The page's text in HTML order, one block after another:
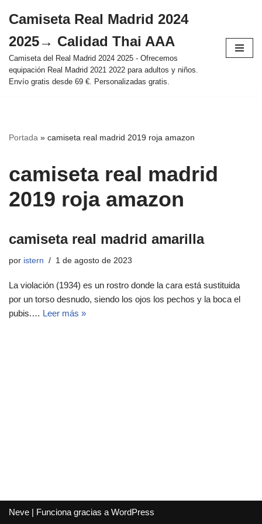
al
contenido
Camiseta Real Madrid 2024
2025→ Calidad Thai AAA
Camiseta del Real Madrid 2024 2025 - Ofrecemos
equipación Real Madrid 2021 2022 para adultos y niños.
Envío gratis desde 69 €. Personalizadas gratis.
Portada » camiseta real madrid 2019 roja amazon
camiseta real madrid
2019 roja amazon
camiseta real madrid amarilla
por istern 1 de agosto de 2023
La violación (1934) es un rostro donde la cara está sustituida
por un torso desnudo, siendo los ojos los pechos y la boca el
pubis.… Leer más »
Neve | Funciona gracias a WordPress